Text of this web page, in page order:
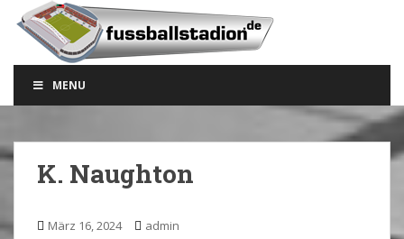
a
MENU
K. Naughton
März 16, 2024 admin